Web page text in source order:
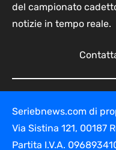
del campionato
notizie in tempo reale.
Seriebnews.com di
Via Sistina 121, 00187
Partita I.V.A.